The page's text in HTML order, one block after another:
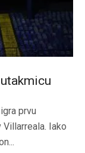
prvu
Iako